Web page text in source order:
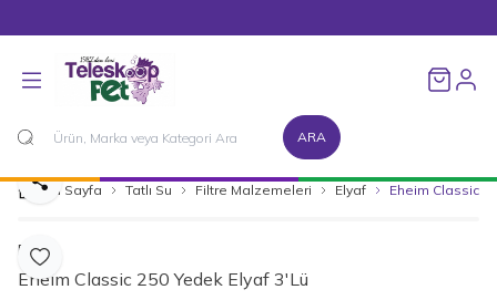
ARA
Ana Sayfa Tatlı Su Filtre Malzemeleri Elyaf Eheim Classic
Favoriye Ekle
Paylaş
Eheim
Eheim Classic 250 Yedek Elyaf 3'Lü